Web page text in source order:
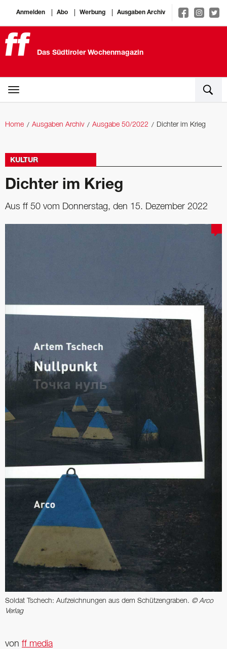
Anmelden Abo Werbung Ausgaben Archiv
Das Südtiroler Wochenmagazin
Home Ausgaben Archiv Ausgabe 50/2022 Dichter im Krieg
KULTUR
Dichter im Krieg
Aus ff 50 vom Donnerstag, den 15. Dezember 2022
Soldat Tschech: Aufzeichnungen aus dem Schützengraben. © Arco
Verlag
von ff media